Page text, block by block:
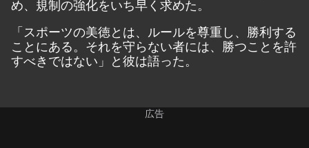
め、規制の強化をいち早く求めた。
「スポーツの美徳とは、ルールを尊重し、勝利する
ことにある。それを守らない者には、勝つことを許
すべきではない」と彼は語った。
広告